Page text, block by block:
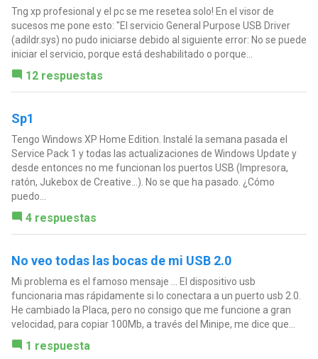
Tng xp profesional y el pc se me resetea solo! En el visor de
sucesos me pone esto: "El servicio General Purpose USB Driver
(adildr.sys) no pudo iniciarse debido al siguiente error: No se puede
iniciar el servicio, porque está deshabilitado o porque...
12 respuestas
Sp1
Tengo Windows XP Home Edition. Instalé la semana pasada el
Service Pack 1 y todas las actualizaciones de Windows Update y
desde entonces no me funcionan los puertos USB (Impresora,
ratón, Jukebox de Creative...). No se que ha pasado. ¿Cómo
puedo...
4 respuestas
No veo todas las bocas de mi USB 2.0
Mi problema es el famoso mensaje ... El dispositivo usb
funcionaria mas rápidamente si lo conectara a un puerto usb 2.0.
He cambiado la Placa, pero no consigo que me funcione a gran
velocidad, para copiar 100Mb, a través del Minipe, me dice que...
1 respuesta